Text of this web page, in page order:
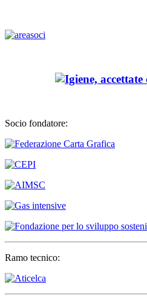
Socio fondatore:
Ramo tecnico: